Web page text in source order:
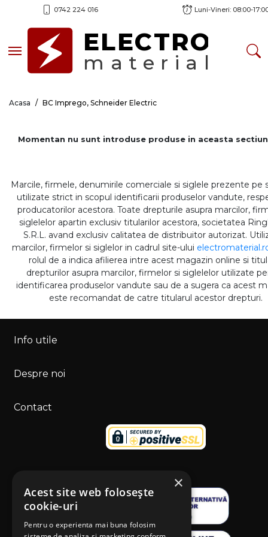
0742 224 016 Luni-Vineri: 08:00-
Toggle navigationELECTRO
material
Acasa BC Imprego, Schneider Electric
Momentan nu sunt introduse produse in aceasta
Marcile, firmele, denumirile comerciale si siglele prezente pe
utilizate strict in scopul identificarii produselor vandute,
producatorilor acestora. Toate drepturile asupra marcilor,
siglelelor apartin exclusiv titularilor acestora, societatea
S.R.L. avand exclusiv calitatea de distribuitor autorizat.
marcilor, firmelor si siglelor in cadrul site-ului
rolul de a indica afilierea intre acest magazin online si
drepturilor asupra marcilor, firmelor si siglelelor utilizate
identificarea produselor vandute sau de a sugera ca acest
este recomandat de catre titularul acestor drepturi.
Info utile
Despre noi
Contact
×
Acest site web folosește
cookie-uri
Pentru o experienta mai buna folosim